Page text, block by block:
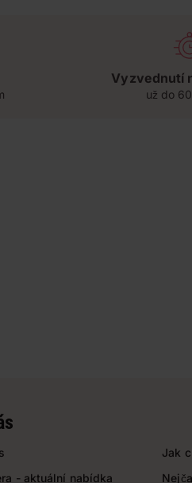
Vyzvednutí
už do
- aktuální nabídka
Jak